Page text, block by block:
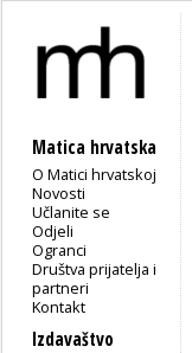
Matica hrvatska
O Matici hrvatskoj
Novosti
Učlanite se
Odjeli
Ogranci
Društva prijatelja i
partneri
Kontakt
Izdavaštvo